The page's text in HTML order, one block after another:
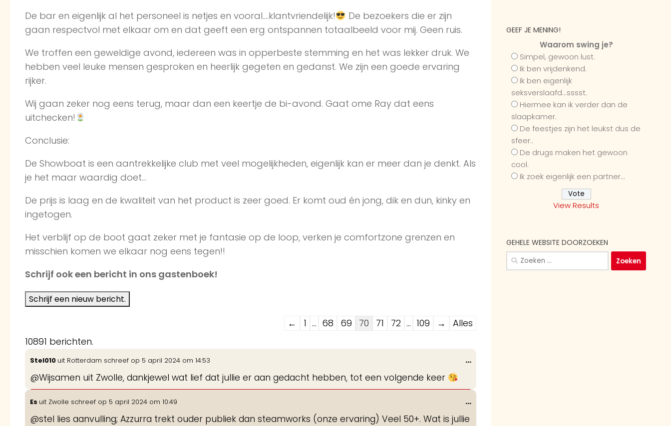
De bar en eigenlijk al het personeel is netjes en vooral….klantvriendelijk!
De bezoekers die er zijn
gaan respectvol met elkaar om en dat geeft een erg ontspannen totaalbeeld voor mij. Geen ruis.
We troffen een geweldige avond, iedereen was in opperbeste stemming en het was lekker druk. We
hebben veel leuke mensen gesproken en heerlijk gegeten en gedanst. We zijn een goede ervaring
rijker.
Wij gaan zeker nog eens terug, maar dan een keertje de bi-avond. Gaat ome Ray dat eens
uitchecken!
Conclusie:
De Showboat is een aantrekkelijke club met veel mogelijkheden, eigenlijk kan er meer dan je denkt. Als
je het maar waardig doet…
De prijs is laag en de kwaliteit van het product is zeer goed. Er komt oud én jong, dik en dun, kinky en
ingetogen.
Het verblijf op de boot gaat zeker met je fantasie op de loop, verken je comfortzone grenzen en
misschien komen we elkaar nog eens tegen!!
Schrijf ook een bericht in ons gastenboek!
Navigatie
de
lijst
← 1 ... 68 69 70 71 72 ... 109 →
Alles
10891 berichten.
Stel010 uit Rotterdam schreef op 5 april 2024 om 14:53
@Wijsamen uit Zwolle, dankjewel wat lief dat jullie er aan gedacht hebben, tot een volgende keer
...Wissel
metabox.
Es uit Zwolle schreef op 5 april 2024 om 10:49
@stel lies aanvulling; Azzurra trekt ouder publiek dan steamworks (onze ervaring) Veel 50+. Wat is jullie
...Wissel
GEEF JE MENING!
Waarom swing je?
Simpel, gewoon lust.
Ik ben vrijdenkend.
Ik ben eigenlijk
seksverslaafd...sssst.
Hiermee kan ik verder dan de
slaapkamer.
De feestjes zijn het leukst dus de
sfeer..
De drugs maken het gewoon
cool.
Ik zoek eigenlijk een partner...
View Results
GEHELE WEBSITE DOORZOEKEN
Zoeken
naar: